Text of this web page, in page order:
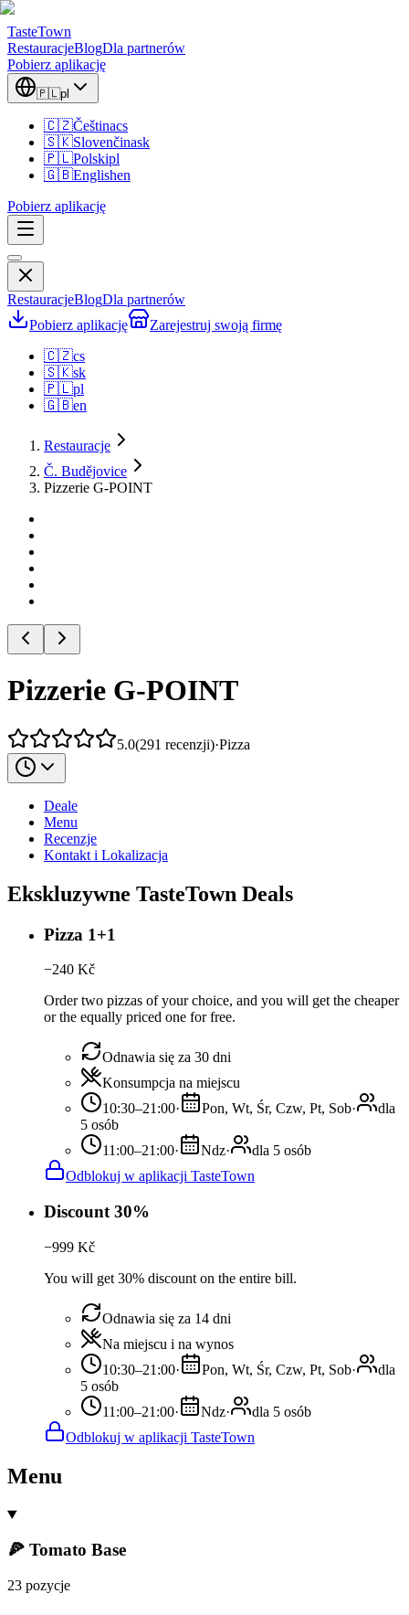
TasteTown
RestauracjeBlogDla partnerów
Pobierz aplikację
🇵🇱pl
🇨🇿Češtinacs
🇸🇰Slovenčinask
🇵🇱Polskipl
🇬🇧Englishen
Pobierz aplikację
RestauracjeBlogDla partnerów
Pobierz aplikację
Zarejestruj swoją firmę
🇨🇿cs
🇸🇰sk
🇵🇱pl
🇬🇧en
Restauracje
Č. Budějovice
Pizzerie G-POINT
Pizzerie G-POINT
5.0(291 recenzji)·Pizza
Deale
Menu
Recenzje
Kontakt i Lokalizacja
Ekskluzywne TasteTown Deals
Pizza 1+1
−240 Kč
Order two pizzas of your choice, and you will get the cheaper
or the equally priced one for free.
Odnawia się za 30 dni
Konsumpcja na miejscu
10:30–21:00· Pon, Wt, Śr, Czw, Pt, Sob·
dla
5 osób
11:00–21:00· Ndz·
dla 5 osób
Odblokuj w aplikacji TasteTown
Discount 30%
−999 Kč
You will get 30% discount on the entire bill.
Odnawia się za 14 dni
Na miejscu i na wynos
10:30–21:00· Pon, Wt, Śr, Czw, Pt, Sob·
dla
5 osób
11:00–21:00· Ndz·
dla 5 osób
Odblokuj w aplikacji TasteTown
Menu
🍕 Tomato Base
23 pozycje